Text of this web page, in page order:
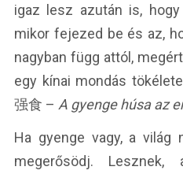
igaz lesz azután is,
mikor fejezed be és az,
nagyban függ attól,
egy kínai mondás
强食 – A gyenge húsa az
Ha gyenge vagy, a világ
megerősödj. Lesznek,